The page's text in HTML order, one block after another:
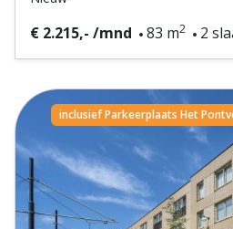
€ 2.215,- /mnd 83 m2 2
inclusief Parkeerplaats Het